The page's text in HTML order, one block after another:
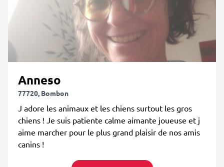
Anneso
77720, Bombon
J adore les animaux et les chiens surtout les gros
chiens ! Je suis patiente calme aimante joueuse et j
aime marcher pour le plus grand plaisir de nos amis
canins !